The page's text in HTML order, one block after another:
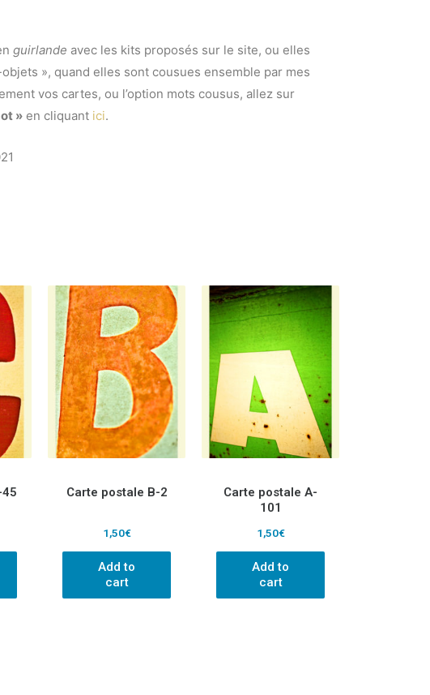
guirlande avec les kits proposés sur le site, ou elles
», quand elles sont cousues ensemble par mes
vos cartes, ou l’option mots cousus, allez sur
» en cliquant ici.
Carte postale B-2
1,50€
Add to
cart
Carte postale A-
101
1,50€
Add to
cart